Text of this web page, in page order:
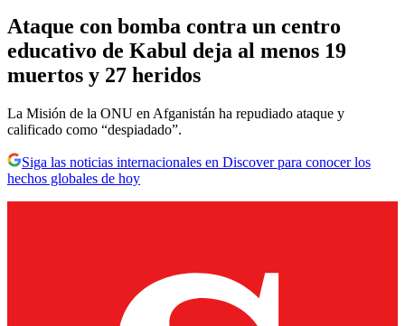
Ataque con bomba contra un centro
educativo de Kabul deja al menos 19
muertos y 27 heridos
La Misión de la ONU en Afganistán ha repudiado ataque y
calificado como “despiadado”.
Siga las noticias internacionales en Discover para conocer los
hechos globales de hoy